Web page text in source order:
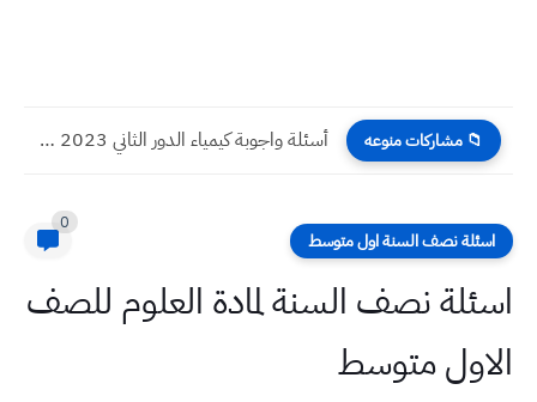
📁 مشاركات منوعه أسئلة واجوبة كيمياء الدور الثاني 2023 صف السادس الاحيائي
اسئلة نصف السنة اول متوسط
0
اسئلة نصف السنة لمادة العلوم للصف
الاول متوسط